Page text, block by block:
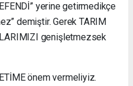
yerine getirmedikçe
demiştir. Gerek TARIM
genişletmezsek
önem vermeliyiz.